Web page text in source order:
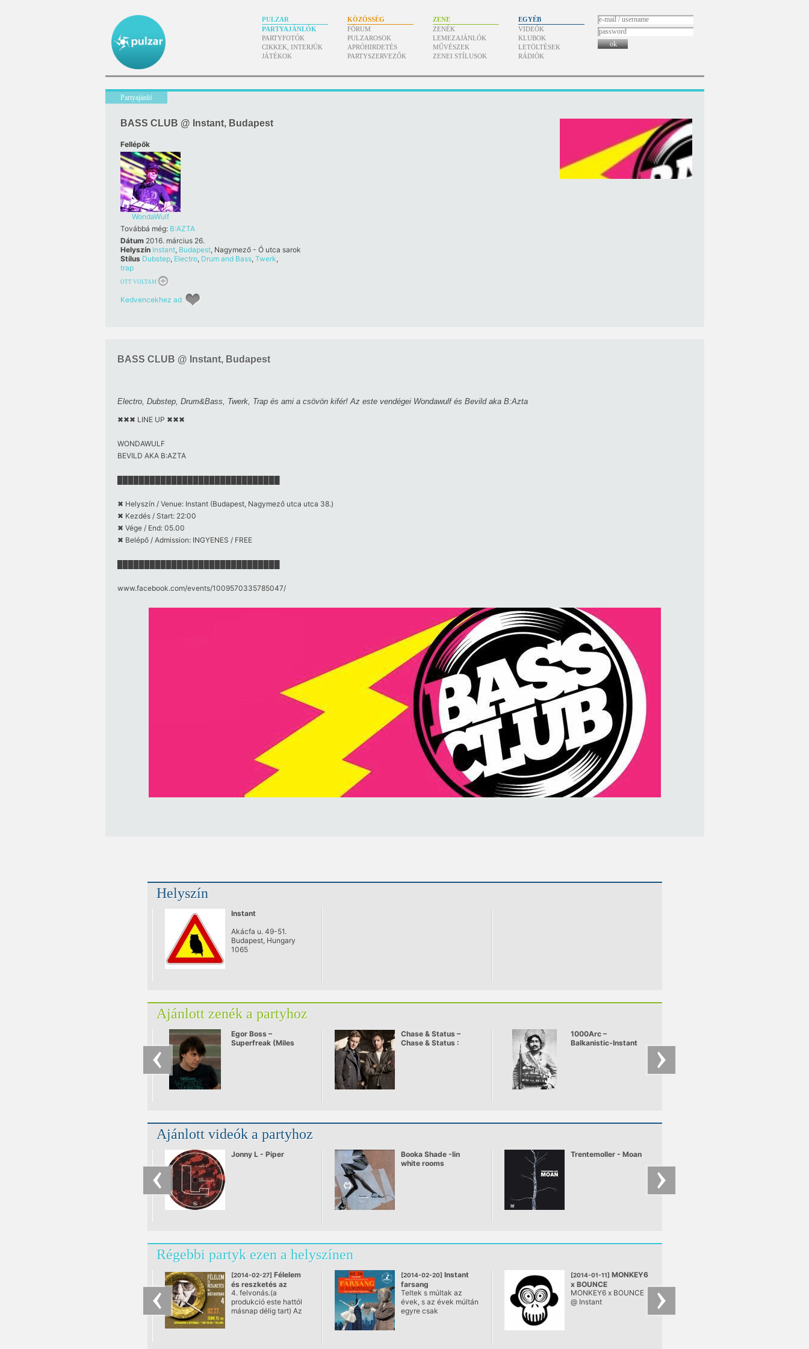
PULZAR
PARTYAJÁNLÓK
PARTYFOTÓK
CIKKEK, INTERJÚK
JÁTÉKOK
KÖZÖSSÉG
FÓRUM
PULZAROSOK
APRÓHIRDETÉS
PARTYSZERVEZŐK
ZENE
ZENÉK
LEMEZAJÁNLÓK
MŰVÉSZEK
ZENEI STÍLUSOK
EGYÉB
VIDEÓK
KLUBOK
LETÖLTÉSEK
RÁDIÓK
ok
Partyajánló
BASS CLUB @ Instant, Budapest
Fellépők
WondaWulf
Továbbá még: B:AZTA
Dátum 2016. március 26.
Helyszín Instant, Budapest, Nagymező - Ó utca sarok
Stílus Dubstep, Electro, Drum and Bass, Twerk,
trap
OTT VOLTAM
Kedvencekhez ad
BASS CLUB @ Instant, Budapest
Electro, Dubstep, Drum&Bass, Twerk, Trap és ami a csövön kifér! Az este vendégei Wondawulf és Bevild aka B:Azta
✖✖✖ LINE UP ✖✖✖
WONDAWULF
BEVILD AKA B:AZTA
✖ Helyszín / Venue: Instant (Budapest, Nagymező utca utca 38.)
✖ Kezdés / Start: 22:00
✖ Vége / End: 05.00
✖ Belépő / Admission: INGYENES / FREE
www.facebook.com/​events/​1009570335785047/​
Helyszín
Instant
Akácfa u. 49-51.
Budapest, Hungary
1065
Ajánlott zenék a partyhoz
Egor Boss –
Superfreak (Miles
Chase & Status –
Chase & Status :
1000Arc –
Balkanistic-Instant
Ajánlott videók a partyhoz
Jonny L - Piper
Booka Shade -Iin
white rooms
Trentemoller - Moan
Régebbi partyk ezen a helyszínen
[2014-02-27] Félelem
és reszketés az
Instantban 4.
@ Instant, Budapest
4. felvonás.(a
produkció este hattól
másnap délig tart) Az
[2014-02-20] Instant
farsang
@ Instant, Budapest
Teltek s múltak az
évek, s az évek múltán
egyre csak
[2014-01-11] MONKEY6
x BOUNCE
@ Instant, Budapest
MONKEY6 x BOUNCE
@ Instant